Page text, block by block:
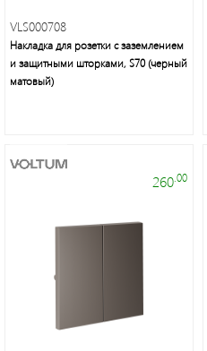
Это
свет
VLS000708
Накладка для розетки с заземлением
и защитными шторками, S70 (черный
матовый)
260.00